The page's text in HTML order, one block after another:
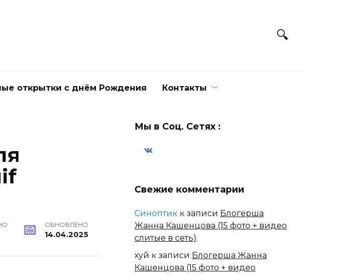
открытки с днём Рождения Контакты
ОБНОВЛЕНО
14.04.2025
Мы в Соц. Сетях :
Свежие комментарии
Синоптик к записи Блогерша
Жанна Кашенцова (15 фото + видео
слитые в сеть)
хуй к записи Блогерша Жанна
Кашенцова (15 фото + видео